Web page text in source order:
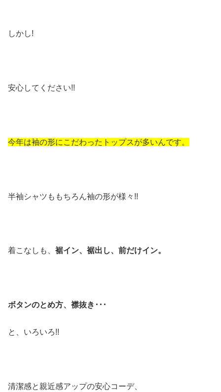
しかし!
安心してください!!
今年は袖の形にこだわったトップスが多いんです。
半袖シャツももちろん袖の形が様々!!
着こなしも、裾イン、裾出し、前だけイン。
ボタンのとめ方、襟抜き･･･
と、いろいろ!!
清潔感と親近感アップの安心コーデ、